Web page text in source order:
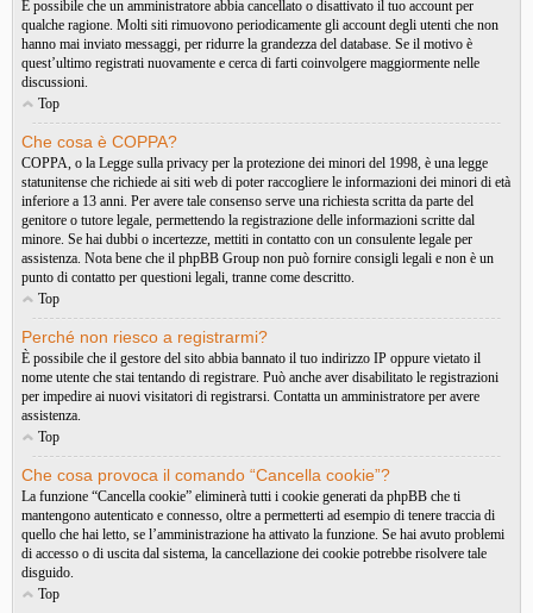
È possibile che un amministratore abbia cancellato o disattivato il tuo account per
qualche ragione. Molti siti rimuovono periodicamente gli account degli utenti che non
hanno mai inviato messaggi, per ridurre la grandezza del database. Se il motivo è
quest’ultimo registrati nuovamente e cerca di farti coinvolgere maggiormente nelle
discussioni.
Top
Che cosa è COPPA?
COPPA, o la Legge sulla privacy per la protezione dei minori del 1998, è una legge
statunitense che richiede ai siti web di poter raccogliere le informazioni dei minori di età
inferiore a 13 anni. Per avere tale consenso serve una richiesta scritta da parte del
genitore o tutore legale, permettendo la registrazione delle informazioni scritte dal
minore. Se hai dubbi o incertezze, mettiti in contatto con un consulente legale per
assistenza. Nota bene che il phpBB Group non può fornire consigli legali e non è un
punto di contatto per questioni legali, tranne come descritto.
Top
Perché non riesco a registrarmi?
È possibile che il gestore del sito abbia bannato il tuo indirizzo IP oppure vietato il
nome utente che stai tentando di registrare. Può anche aver disabilitato le registrazioni
per impedire ai nuovi visitatori di registrarsi. Contatta un amministratore per avere
assistenza.
Top
Che cosa provoca il comando “Cancella cookie”?
La funzione “Cancella cookie” eliminerà tutti i cookie generati da phpBB che ti
mantengono autenticato e connesso, oltre a permetterti ad esempio di tenere traccia di
quello che hai letto, se l’amministrazione ha attivato la funzione. Se hai avuto problemi
di accesso o di uscita dal sistema, la cancellazione dei cookie potrebbe risolvere tale
disguido.
Top